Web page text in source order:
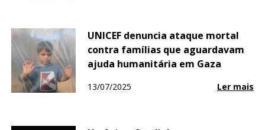
UNICEF denuncia ataque mortal
contra famílias que aguardavam
ajuda humanitária em Gaza
13/07/2025 Ler mais